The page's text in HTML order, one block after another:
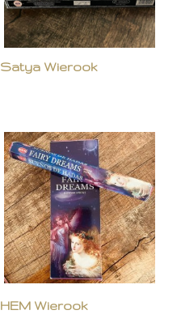
Satya Wierook
HEM Wierook